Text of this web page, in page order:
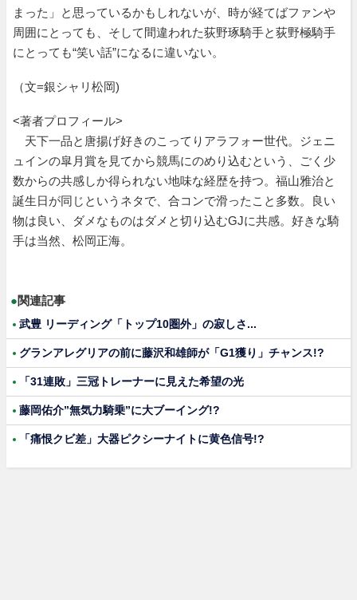
まった」と思っているかもしれないが、時が経てばファンや
周囲にとっても、そして間違われた荻野琢騎手と荻野極騎手
にとっても“笑い話”になるに違いない。
（文=銀シャリ松岡)
<著者プロフィール>
天下一品と唐揚げ好きのこってりアラフォー世代。ジェニ
ュインの皐月賞を見てから競馬にのめり込むという、ごく少
数からの共感しか得られない地味な経歴を持つ。福山雅治と
誕生日が同じというネタで、合コンで滑ったこと多数。良い
物は良い、ダメなものはダメと切り込むGJに共感。好きな騎
手は当然、松岡正海。
●関連記事
武豊 リーディング「トップ10圏外」の寂しさ...
グランアレグリアの前に藤沢和雄師が「G1獲り」チャンス!?
「31連敗」三冠トレーナーに見えた希望の光
藤岡佑介”無気力騎乗”に大ブーイング!?
「痛恨クビ差」大器ピクシーナイトに黄色信号!?